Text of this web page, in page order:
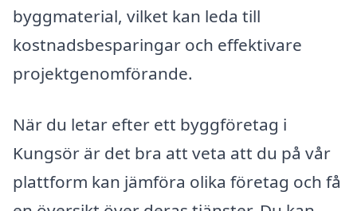
byggmaterial, vilket kan leda till
kostnadsbesparingar och effektivare
projektgenomförande.
När du letar efter ett byggföretag i
Kungsör är det bra att veta att du på vår
plattform kan jämföra olika företag och få